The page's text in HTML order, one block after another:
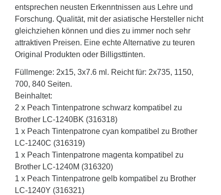
entsprechen neusten Erkenntnissen aus Lehre und
Forschung. Qualität, mit der asiatische Hersteller nicht
gleichziehen können und dies zu immer noch sehr
attraktiven Preisen. Eine echte Alternative zu teuren
Original Produkten oder Billigsttinten.
Füllmenge: 2x15, 3x7.6 ml. Reicht für: 2x735, 1150,
700, 840 Seiten.
Beinhaltet:
2 x Peach Tintenpatrone schwarz kompatibel zu
Brother LC-1240BK (316318)
1 x Peach Tintenpatrone cyan kompatibel zu Brother
LC-1240C (316319)
1 x Peach Tintenpatrone magenta kompatibel zu
Brother LC-1240M (316320)
1 x Peach Tintenpatrone gelb kompatibel zu Brother
LC-1240Y (316321)